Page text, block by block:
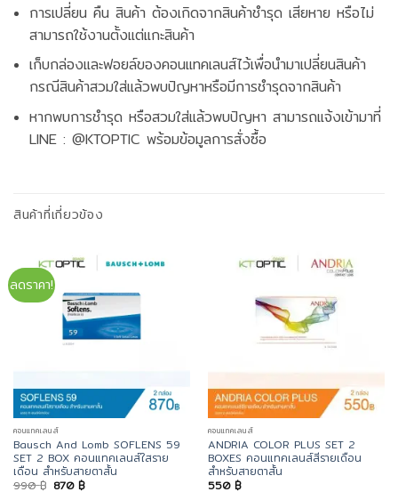
การเปลี่ยน คืน สินค้า ต้องเกิดจากสินค้าชำรุด เสียหาย หรือไม่
สามารถใช้งานตั้งแต่แกะสินค้า
เก็บกล่องและฟอยล์ของคอนแทคเลนส์ไว้เพื่อนำมาเปลี่ยนสินค้า
กรณีสินค้าสวมใส่แล้วพบปัญหาหรือมีการชำรุดจากสินค้า
หากพบการชำรุด หรือสวมใส่แล้วพบปัญหา สามารถแจ้งเข้ามาที่
LINE : @KTOPTIC พร้อมข้อมูลการสั่งซื้อ
สินค้าที่เกี่ยวข้อง
ลดราคา!
คอนแทคเลนส์
Bausch And Lomb SOFLENS 59
SET 2 BOX คอนแทคเลนส์ใสราย
เดือน สำหรับสายตาสั้น
990฿ Original
price
870฿Current
price
คอนแทคเลนส์
ANDRIA COLOR PLUS SET 2
BOXES คอนแทคเลนส์สีรายเดือน
สำหรับสายตาสั้น
550 ฿